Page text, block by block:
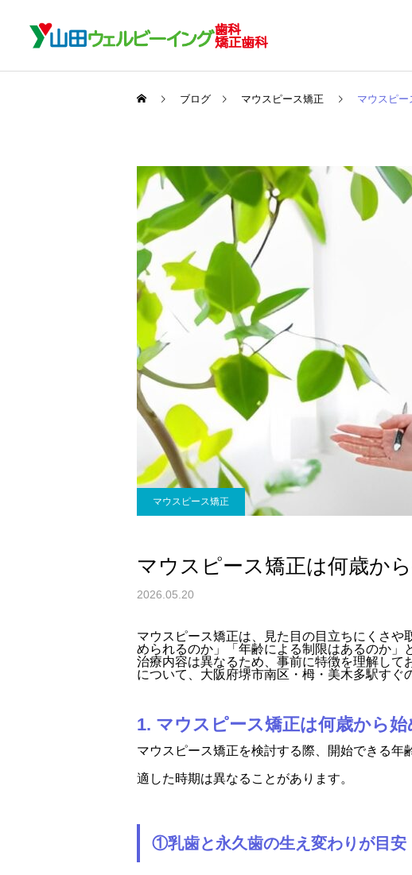
ブログ マウスピース矯正 マウスピ
マウスピース矯正
マウスピース矯正は何歳か
2026.05.20
マウスピース矯正は、見た目の目立ちにくさ
められるのか」「年齢による制限はあるのか
治療内容は異なるため、事前に特徴を理解し
について、大阪府堺市南区・栂・美木多駅すぐ
1. マウスピース矯正は何歳から始
マウスピース矯正を検討する際、開始できる年
適した時期は異なることがあります。
①乳歯と永久歯の生え変わりが目安